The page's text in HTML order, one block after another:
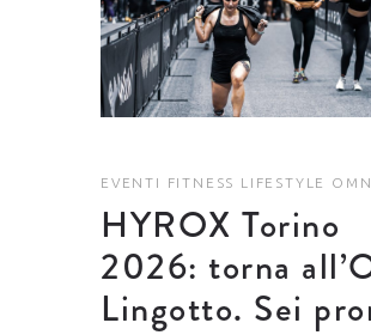
EVENTI FITNESS LIFESTYLE
HYROX Torino
2026: torna
Lingotto. Sei